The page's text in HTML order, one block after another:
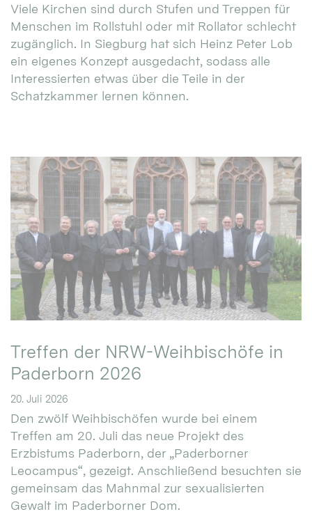
Viele Kirchen sind durch Stufen und Treppen für
Menschen im Rollstuhl oder mit Rollator schlecht
zugänglich. In Siegburg hat sich Heinz Peter Lob
ein eigenes Konzept ausgedacht, sodass alle
Interessierten etwas über die Teile in der
Schatzkammer lernen können.
Treffen der NRW-Weihbischöfe in
Paderborn 2026
20. Juli 2026
Den zwölf Weihbischöfen wurde bei einem
Treffen am 20. Juli das neue Projekt des
Erzbistums Paderborn, der „Paderborner
Leocampus“, gezeigt. Anschließend besuchten sie
gemeinsam das Mahnmal zur sexualisierten
Gewalt im Paderborner Dom.